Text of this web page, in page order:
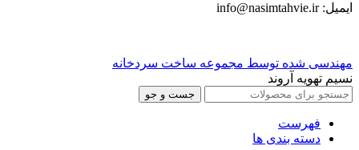
ایمیل: info@nasimtahvie.ir
مهندسی شده توسط مجموعه ساخت سردخانه
نسیم تهویه آروند
جست و جو
فهرست
دسته بندی ها